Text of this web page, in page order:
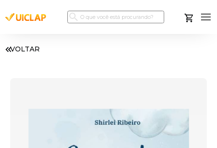
VOLTAR